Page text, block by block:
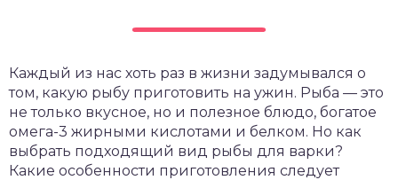
Каждый из нас хоть раз в жизни задумывался о
том, какую рыбу приготовить на ужин. Рыба — это
не только вкусное, но и полезное блюдо, богатое
омега-3 жирными кислотами и белком. Но как
выбрать подходящий вид рыбы для варки?
Какие особенности приготовления следует